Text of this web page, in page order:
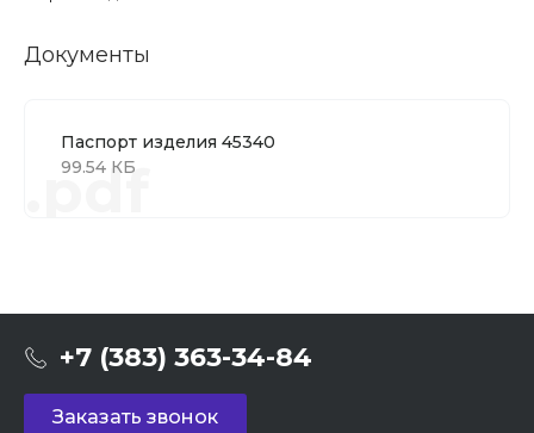
Документы
Паспорт изделия 45340
99.54 КБ
.pdf
+7 (383) 363-34-84
Заказать звонок